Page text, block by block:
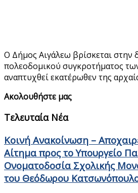
Ο Δήμος Αιγάλεω βρίσκεται στην
πολεοδομικού συγκροτήματος
αναπτυχθεί εκατέρωθεν της
Ακολουθήστε μας
Τελευταία Νέα
Κοινή Ανακοίνωση –
Αίτημα προς το Υπουργείο
Ονοματοδοσία Σχολικής
του Θεόδωρου